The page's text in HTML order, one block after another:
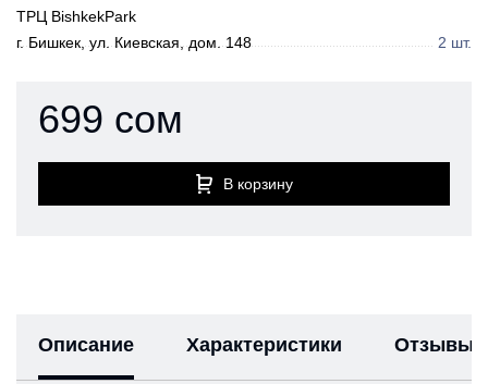
ТРЦ BishkekPark
г. Бишкек, ул. Киевская, дом. 148
2 шт.
699 сом
В корзину
Описание Характеристики Отзывы